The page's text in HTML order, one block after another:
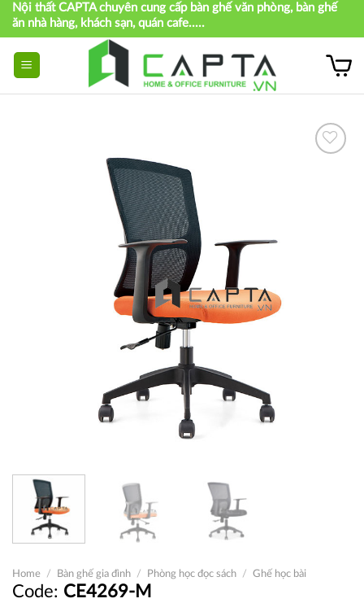
Skip
content
Nội thất CAPTA chuyên cung cấp bàn ghế văn phòng, bàn ghế
ăn nhà hàng, khách sạn, quán cafe.....
Home / Bàn ghế gia đình / Phòng học đọc sách / Ghế học bài
CE4269-M